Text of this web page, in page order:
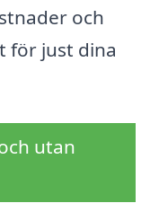
och
för just dina
utan